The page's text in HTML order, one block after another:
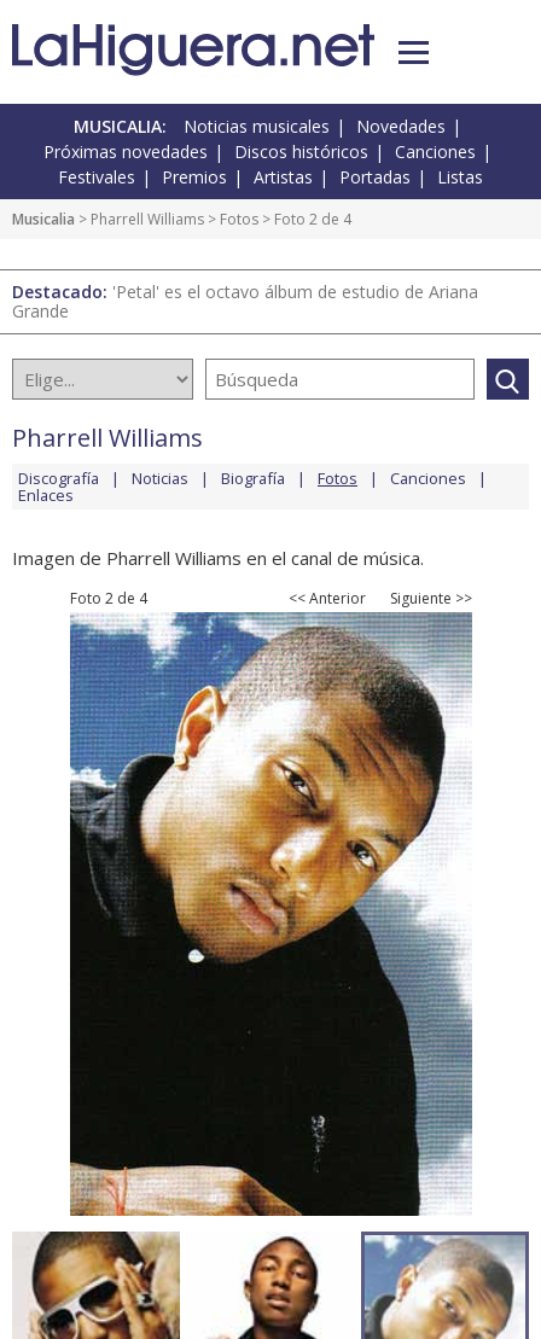
MUSICALIA: Noticias musicales
Novedades
Próximas novedades
Discos históricos
Canciones
Festivales
Premios Artistas Portadas Listas
Musicalia > Pharrell Williams > Fotos > Foto 2 de 4
Destacado: 'Petal' es el octavo álbum de estudio de Ariana
Grande
Pharrell Williams
Discografía Noticias Biografía Fotos Canciones
Enlaces
Imagen de Pharrell Williams en el canal de música.
Foto 2 de 4 << Anterior Siguiente >>